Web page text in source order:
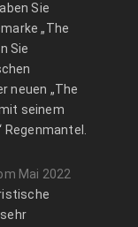
Sie
„The
Sie
neuen „The
seinem
Mai 2022